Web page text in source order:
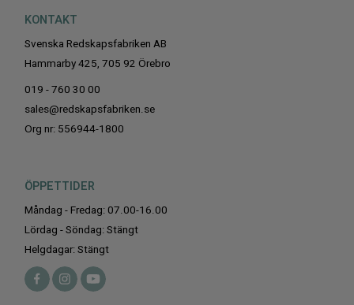
KONTAKT
Svenska Redskapsfabriken AB
Hammarby 425, 705 92 Örebro
019 - 760 30 00
sales@redskapsfabriken.se
Org nr: 556944-1800
ÖPPETTIDER
Måndag - Fredag: 07.00-16.00
Lördag - Söndag: Stängt
Helgdagar: Stängt